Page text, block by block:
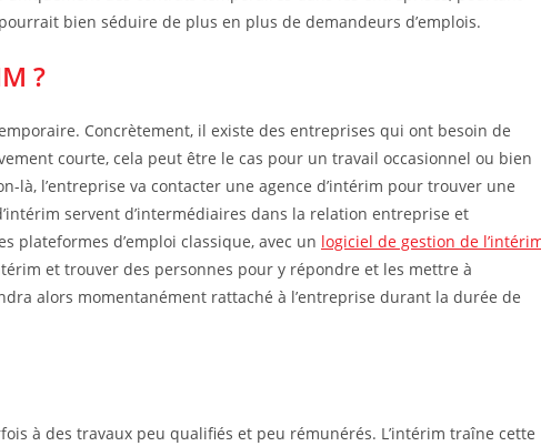
bien séduire de plus en plus de demandeurs d’emplois.
?
Concrètement, il existe des entreprises qui ont besoin de
courte, cela peut être le cas pour un travail occasionnel ou bien
là, l’entreprise va contacter une agence d’intérim pour trouver une
servent d’intermédiaires dans la relation entreprise et
plateformes d’emploi classique, avec un logiciel de gestion de
et trouver des personnes pour y répondre et les mettre à
alors momentanément rattaché à l’entreprise durant la durée de
à des travaux peu qualifiés et peu rémunérés. L’intérim traîne cette